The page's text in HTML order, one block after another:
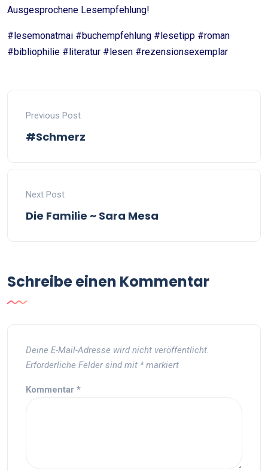
Ausgesprochene Lesempfehlung!
#lesemonatmai #buchempfehlung #lesetipp #roman
#bibliophilie #literatur #lesen #rezensionsexemplar
Previous Post
#Schmerz
Next Post
Die Familie ~ Sara Mesa
Schreibe einen Kommentar
Deine E-Mail-Adresse wird nicht veröffentlicht.
Erforderliche Felder sind mit *markiert
Kommentar *